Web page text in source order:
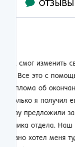
ОТЗЫВЫ
Не думал, что
производстве
жизнь.
техникума и
Зарплата
работе
не